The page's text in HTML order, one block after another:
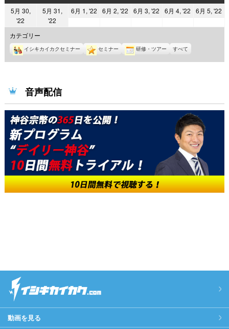
曜
日
曜
日
曜
日
曜
日
曜
日
曜
日
曜
日
5月 30,
'22
年
5
月
30
5月 31,
'22
5
月
31
6月 1, '222022
月
1
日
6月 2, '22
2022
月
2
日
6月 3, '22
2022
月
日
6月 4, '22
2022
月
日
6月 5, '22
日
カテゴリー
イシキカイカクセミナー セミナー 研修・ツアー すべて
音声配信
動画を見る